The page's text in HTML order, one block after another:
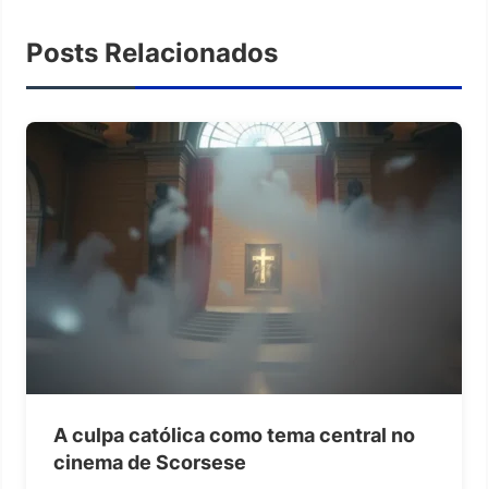
Posts Relacionados
A culpa católica como tema central no
cinema de Scorsese